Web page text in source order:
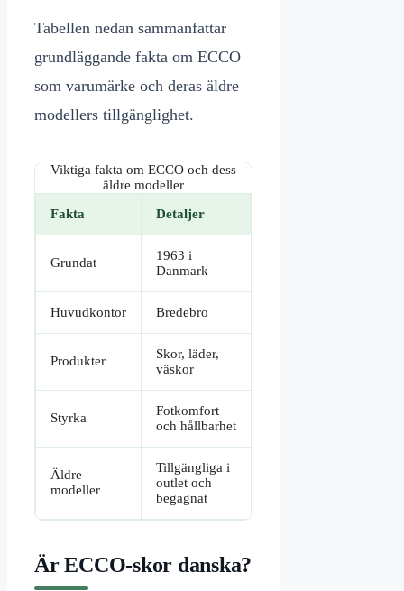
Tabellen nedan sammanfattar
grundläggande fakta om ECCO
som varumärke och deras äldre
modellers tillgänglighet.
Viktiga fakta om ECCO och dess
äldre modeller
Fakta
Detaljer
Grundat
1963 i
Danmark
Huvudkontor Bredebro
Produkter
Skor, läder,
väskor
Styrka
Fotkomfort
och hållbarhet
Äldre
modeller
Tillgängliga i
outlet och
begagnat
Är ECCO-skor danska?